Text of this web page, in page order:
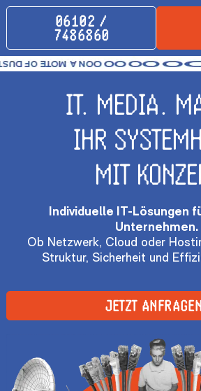
‪06102 /
7486860
ÜBER UNS
KONTAKT
ARZTPRAXEN &
LABORE
KANZLEIEN &
STEUERBÜROS
& HOTELLERIE
MITTELSTAND
IT. MEDIA.
IHR
MIT
Individuelle IT-Lösungen
Unternehmen.
Ob Netzwerk, Cloud oder
Struktur, Sicherheit und
JETZT